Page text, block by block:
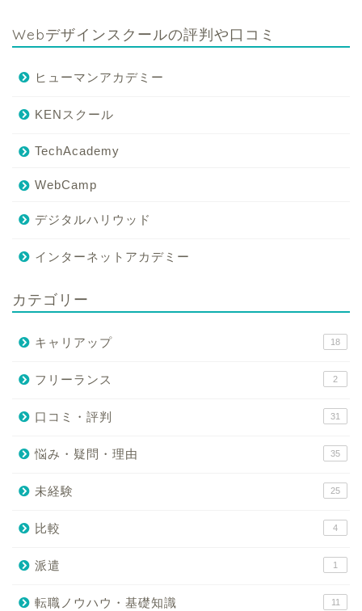
Webデザインスクールの評判や口コミ
ヒューマンアカデミー
KENスクール
TechAcademy
WebCamp
デジタルハリウッド
インターネットアカデミー
カテゴリー
キャリアップ 18
フリーランス 2
口コミ・評判 31
悩み・疑問・理由 35
未経験 25
比較 4
派遣 1
転職ノウハウ・基礎知識 11